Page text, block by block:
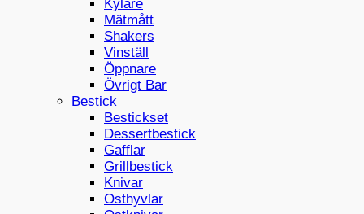
Kylare
Mätmått
Shakers
Vinställ
Öppnare
Övrigt Bar
Bestick
Bestickset
Dessertbestick
Gafflar
Grillbestick
Knivar
Osthyvlar